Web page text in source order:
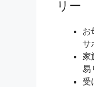
リー
お
サ
家
易
受